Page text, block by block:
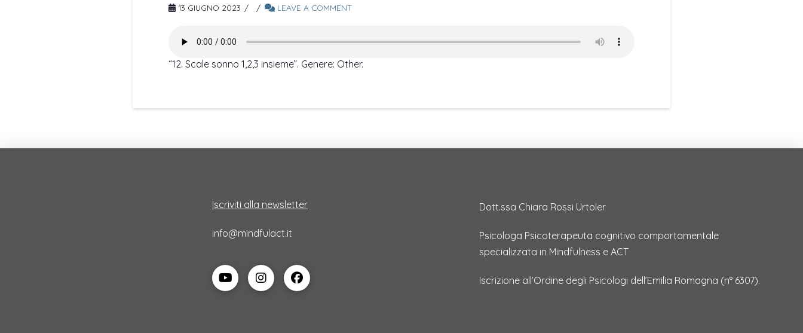
13 GIUGNO 2023 LEAVE A COMMENT
“12. Scale sonno 1,2,3 insieme”. Genere: Other.
Iscriviti alla newsletter
info@mindfulact.it
Dott.ssa Chiara Rossi Urtoler
Psicologa Psicoterapeuta cognitivo comportamentale
specializzata in Mindfulness e ACT
Iscrizione all’Ordine degli Psicologi dell’Emilia Romagna (n° 6307).